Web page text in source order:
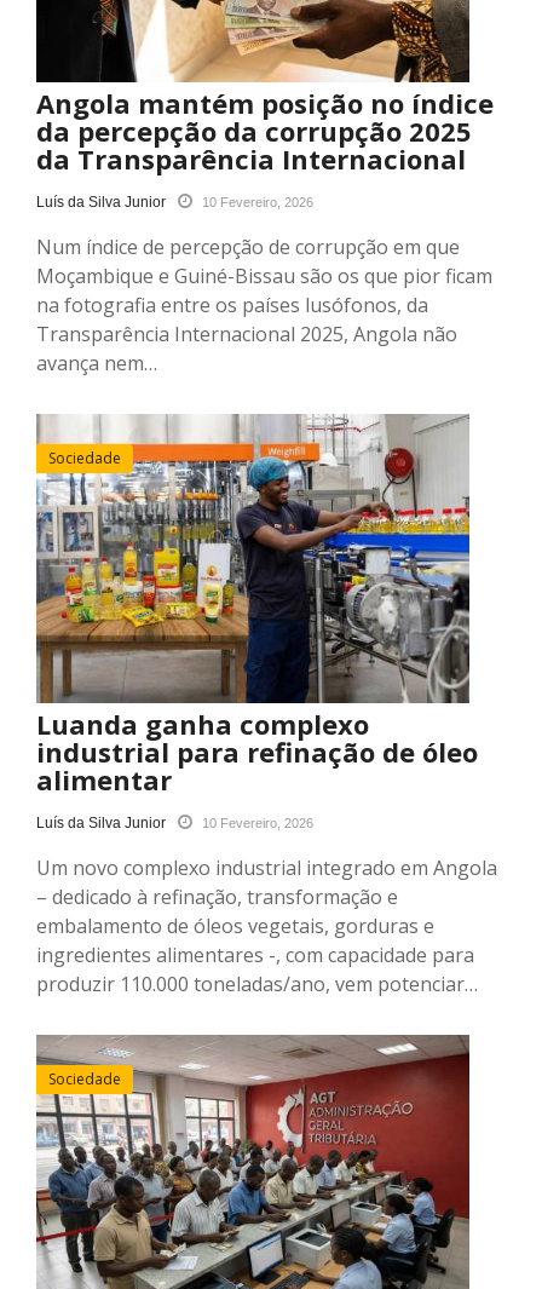
Angola mantém posição no índice
da percepção da corrupção 2025
da Transparência Internacional
Luís da Silva Junior 10 Fevereiro, 2026
Num índice de percepção de corrupção em que
Moçambique e Guiné-Bissau são os que pior ficam
na fotografia entre os países lusófonos, da
Transparência Internacional 2025, Angola não
avança nem…
Sociedade
Luanda ganha complexo
industrial para refinação de óleo
alimentar
Luís da Silva Junior 10 Fevereiro, 2026
Um novo complexo industrial integrado em Angola
– dedicado à refinação, transformação e
embalamento de óleos vegetais, gorduras e
ingredientes alimentares -, com capacidade para
produzir 110.000 toneladas/ano, vem potenciar…
Sociedade